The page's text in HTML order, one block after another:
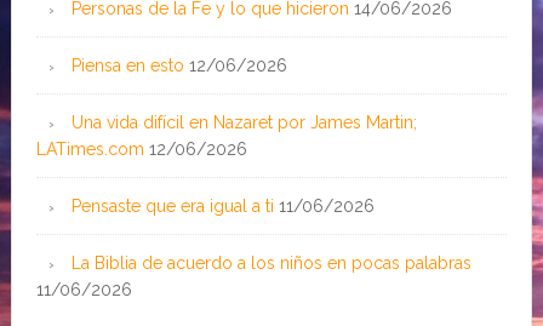
Personas de la Fe y lo que hicieron 14/06/2026
Piensa en esto 12/06/2026
Una vida difícil en Nazaret por James Martin;
LATimes.com 12/06/2026
Pensaste que era igual a ti 11/06/2026
La Biblia de acuerdo a los niños en pocas palabras
11/06/2026